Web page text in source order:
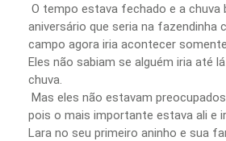
O tempo estava fechado e a chuva
aniversário que seria na fazendinha
campo agora iria acontecer
Eles não sabiam se alguém iria até
chuva.
Mas eles não estavam
pois o mais importante estava ali e
Lara no seu primeiro aninho e sua